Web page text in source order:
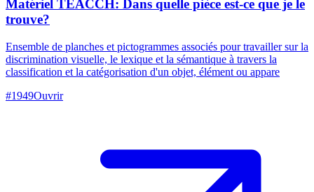
Matériel TEACCH: Dans quelle pièce est-ce que je le
trouve?
Ensemble de planches et pictogrammes associés pour travailler sur la
discrimination visuelle, le lexique et la sémantique à travers la
classification et la catégorisation d'un objet, élément ou appare
#1949Ouvrir